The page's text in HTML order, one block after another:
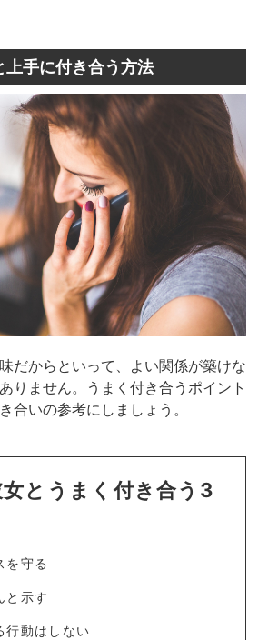
上手に付き合う方法
だからといって、よい関係が築けな
りません。うまく付き合うポイント
合いの参考にしましょう。
とうまく付き合う3
を守る
と示す
行動はしない